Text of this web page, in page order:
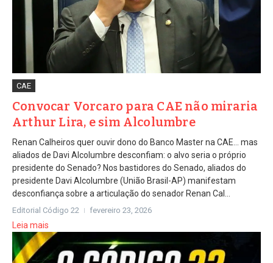
CAE
Convocar Vorcaro para CAE não miraria
Arthur Lira, e sim Alcolumbre
Renan Calheiros quer ouvir dono do Banco Master na CAE… mas
aliados de Davi Alcolumbre desconfiam: o alvo seria o próprio
presidente do Senado? Nos bastidores do Senado, aliados do
presidente Davi Alcolumbre (União Brasil-AP) manifestam
desconfiança sobre a articulação do senador Renan Cal...
Editorial Código 22 fevereiro 23, 2026
Leia mais